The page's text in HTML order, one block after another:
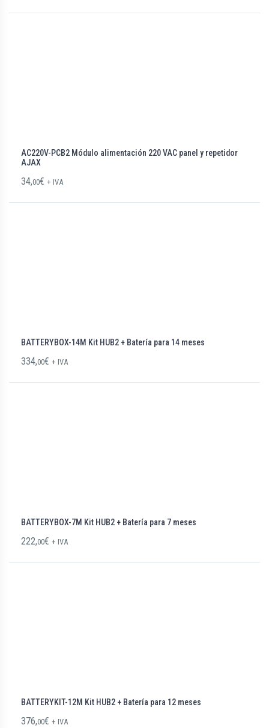
AC220V-PCB2 Módulo alimentación 220 VAC panel y repetidor
AJAX
34,00€ + IVA
BATTERYBOX-14M Kit HUB2 + Batería para 14 meses
334,00€ + IVA
BATTERYBOX-7M Kit HUB2 + Batería para 7 meses
222,00€ + IVA
BATTERYKIT-12M Kit HUB2 + Batería para 12 meses
376,00€ + IVA